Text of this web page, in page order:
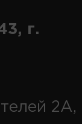
г.
2А,